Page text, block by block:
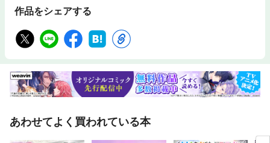
作品をシェアする
あわせてよく買われている本